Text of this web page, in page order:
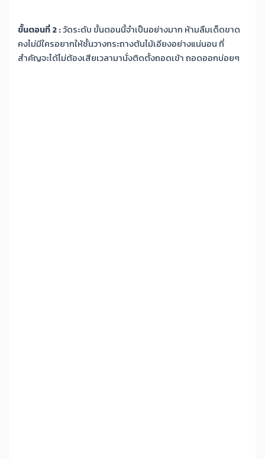
ขั้นตอนที่ 2 :วัดระดับ ขั้นตอนนี้จำเป็นอย่างมาก ห้ามลืมเด็ดขาด
คงไม่มีใครอยากให้ชั้นวางกระถางต้นไม้เอียงอย่างแน่นอน ที่
สำคัญจะได้ไม่ต้องเสียเวลามานั่งติดตั้งถอดเข้า ถอดออกบ่อยๆ